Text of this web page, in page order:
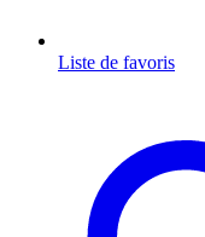
Liste de favoris